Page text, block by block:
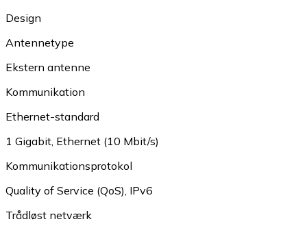
Design
Antennetype
Ekstern antenne
Kommunikation
Ethernet-standard
1 Gigabit Ethernet (10 Mbit/s)
Kommunikationsprotokol
Quality of Service (QoS) IPv6
Trådløst netværk